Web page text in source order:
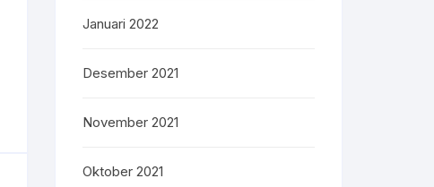
Januari 2022
Desember 2021
November 2021
Oktober 2021